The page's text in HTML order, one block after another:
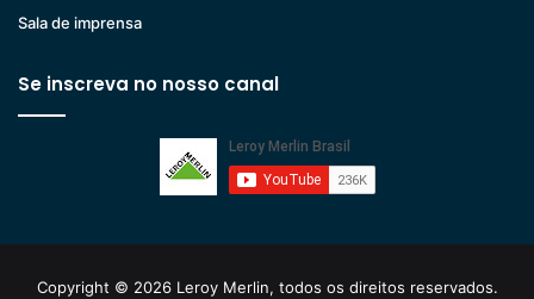
Sala de imprensa
Se inscreva no nosso canal
Copyright © 2026 Leroy Merlin, todos os direitos reservados.